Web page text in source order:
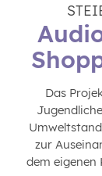
Das
zur
dem eigenen